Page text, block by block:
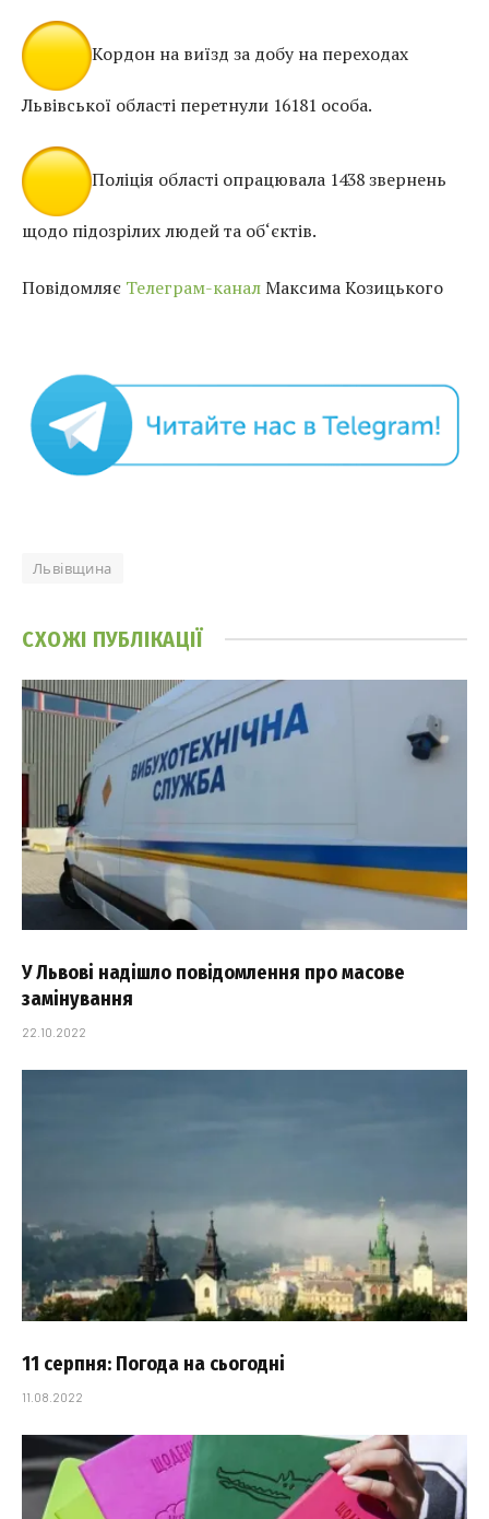
Кордон на виїзд за добу на переходах
Львівської області перетнули 16181 особа.
Поліція області опрацювала 1438 звернень
щодо підозрілих людей та об‘єктів.
Повідомляє Телеграм-каналМаксима Козицького
Львівщина
СХОЖІ ПУБЛІКАЦІЇ
У Львові надішло повідомлення про масове
замінування
22.10.2022
11 серпня: Погода на сьогодні
11.08.2022